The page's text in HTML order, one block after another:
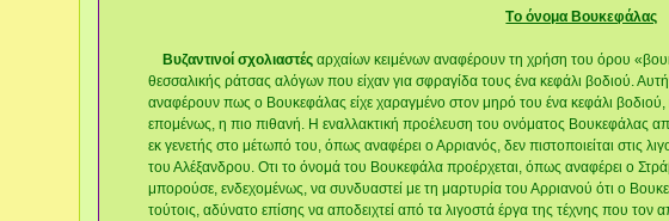
Tο όνομα Βουκεφάλας
Βυζαντινοί σχολιαστέςαρχαίων κειμένων αναφέρουν τη χρήση του όρου
θεσσαλικής ράτσας αλόγων που είχαν για σφραγίδα τους ένα κεφάλι βοδιού.
αναφέρουν πως ο Βουκεφάλας είχε χαραγμένο στον μηρό του ένα κεφάλι βοδιού,
επομένως, η πιο πιθανή. Η εναλλακτική προέλευση του ονόματος Βουκεφάλας
εκ γενετής στο μέτωπό του, όπως αναφέρει ο Αρριανός, δεν πιστοποιείται στις
του Αλέξανδρου. Oτι το όνομά του Βουκεφάλα προέρχεται, όπως αναφέρει ο
μπορούσε, ενδεχομένως, να συνδυαστεί με τη μαρτυρία του Αρριανού ότι ο
τούτοις, αδύνατο επίσης να αποδειχτεί από τα λιγοστά έργα της τέχνης που τον